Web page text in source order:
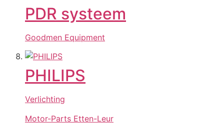
PDR systeem
Goodmen Equipment
PHILIPS
Verlichting
Motor-Parts Etten-Leur